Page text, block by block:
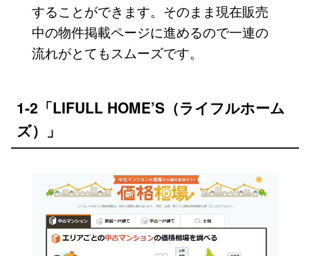
することができます。そのまま現在販売
中の物件掲載ページに進めるので一連の
流れがとてもスムーズです。
1-2「LIFULL HOME’S（ライフルホーム
ズ）」